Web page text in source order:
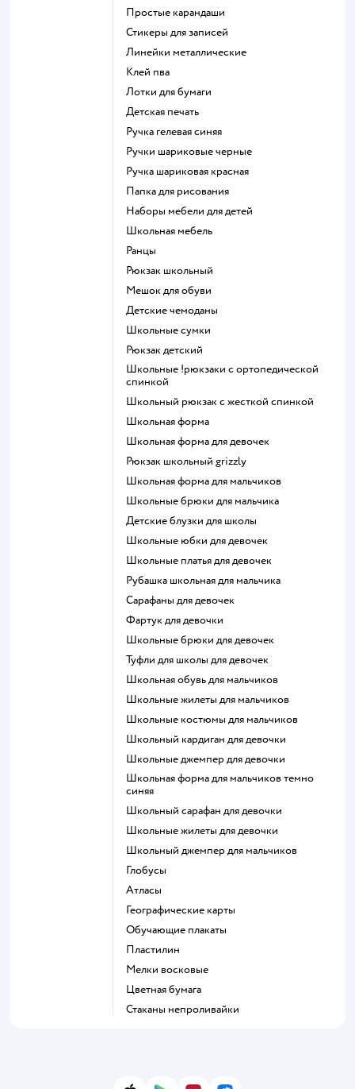
Простые карандаши
Стикеры для записей
Линейки металлические
Клей пва
Лотки для бумаги
Детская печать
Ручка гелевая синяя
Ручки шариковые черные
Ручка шариковая красная
Папка для рисования
Наборы мебели для детей
Школьная мебель
Ранцы
Рюкзак школьный
Мешок для обуви
Детские чемоданы
Школьные сумки
Рюкзак детский
Школьные !рюкзаки с ортопедической
спинкой
Школьный рюкзак с жесткой спинкой
Школьная форма
Школьная форма для девочек
Рюкзак школьный grizzly
Школьная форма для мальчиков
Школьные брюки для мальчика
Детские блузки для школы
Школьные юбки для девочек
Школьные платья для девочек
Рубашка школьная для мальчика
Сарафаны для девочек
Фартук для девочки
Школьные брюки для девочек
Туфли для школы для девочек
Школьная обувь для мальчиков
Школьные жилеты для мальчиков
Школьные костюмы для мальчиков
Школьный кардиган для девочки
Школьные джемпер для девочки
Школьная форма для мальчиков темно
синяя
Школьный сарафан для девочки
Школьные жилеты для девочки
Школьный джемпер для мальчиков
Глобусы
Атласы
Географические карты
Обучающие плакаты
Пластилин
Мелки восковые
Цветная бумага
Стаканы непроливайки